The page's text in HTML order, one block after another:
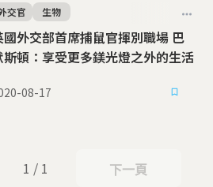
國外交部首席捕鼠官揮別職場 巴
斯頓：享受更多鎂光燈之外的生活
交官 生物
08-17
1 / 1 下一頁
下一頁